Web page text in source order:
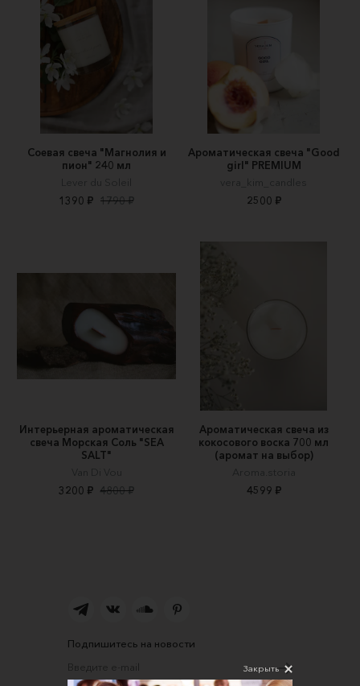
Соевая свеча "Магнолия и
пион" 240 мл
Lever du Soleil
1390 ₽ 1790 ₽
Ароматическая свеча "Good
girl" PREMIUM
vera_kim_candles
2500 ₽
Интерьерная ароматическая
свеча Морская Соль "SEA
SALT"
Van Di Vou
3200 ₽ 4800 ₽
Ароматическая свеча из
кокосового воска 700 мл
(аромат на выбор)
Aroma.storia
4599 ₽
Подпишитесь на новости
Закрыть